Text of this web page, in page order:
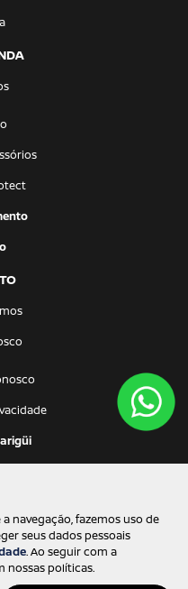
Automóveis Ltda
61
navegação, fazemos uso de
seus dados pessoais
. Ao seguir com a
nossas políticas.